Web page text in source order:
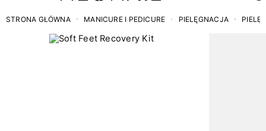
STRONA GŁÓWNA MANICURE I PEDICURE PIELĘGNACJA